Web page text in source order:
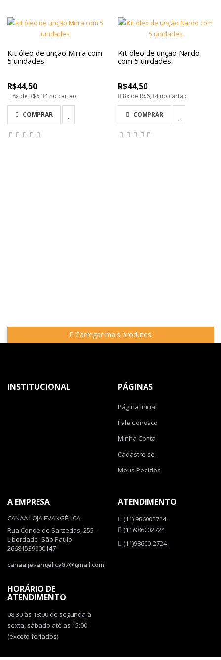
Kit óleo de unção Mirra com
5 unidades
R$44,50
8x de R$6,34no cartão
COMPRAR
Kit óleo de unção Nardo
com 5 unidades
R$44,50
8x de R$6,34no cartão
COMPRAR
Carregar mais produtos
INSTITUCIONAL PÁGINAS
Página Inicial
Fale Conosco
Minha Conta
Cadastre-se
Meus Pedidos
A EMPRESA
CANAA LOJA EVANGÉLICA
Rua:Conde de Sarzedas, 255 -
Liberdade- São Paulo
26681539000147
canaaljevangelica87@gmail.com
HORÁRIO DE
ATENDIMENTO
08:30 às 18:00 de segunda à
sexta, sábado até as 15:00
(exceto feriados)
ATENDIMENTO
(11) 986002724
(11)986002724
(11)98600-2724